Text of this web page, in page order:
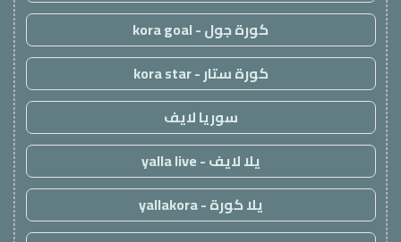
كورة جول - kora goal
كورة ستار - kora star
سوريا لايف
يلا لايف - yalla live
يلا كورة - yallakora